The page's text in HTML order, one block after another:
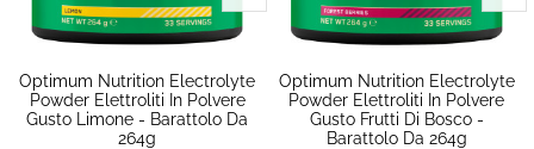
Optimum Nutrition Electrolyte
Powder Elettroliti In Polvere
Gusto Limone - Barattolo Da
264g
Optimum Nutrition Electrolyte
Powder Elettroliti In Polvere
Gusto Frutti Di Bosco -
Barattolo Da 264g